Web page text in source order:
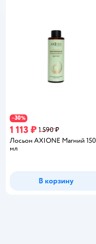
−30%
1 113 ₽ 1 590 ₽
Лосьон AXIONE Магний 150
мл
В корзину